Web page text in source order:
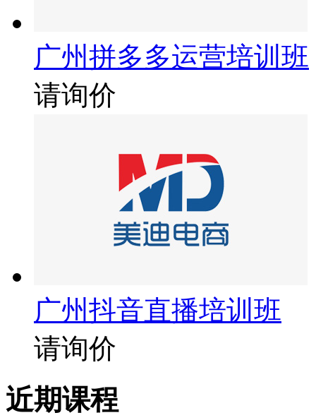
广州拼多多运营培训班
请询价
广州抖音直播培训班
请询价
近期课程